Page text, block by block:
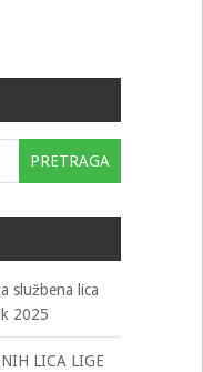
službena lica
2025
LICA LIGE